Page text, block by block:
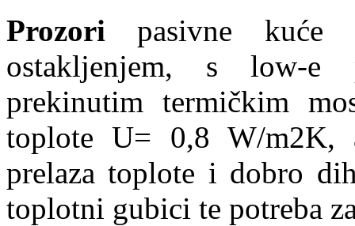
Prozori pasivne
ostakljenjem, s low-e
prekinutim termičkim
toplote U= 0,8 W/m2K,
prelaza toplote i dobro
toplotni gubici te potreba